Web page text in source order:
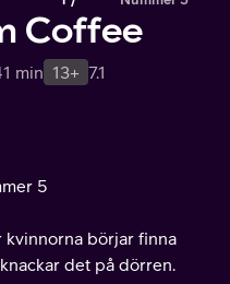
Coffee
min 13+ 7.1
5
kvinnorna börjar finna
det på dörren.